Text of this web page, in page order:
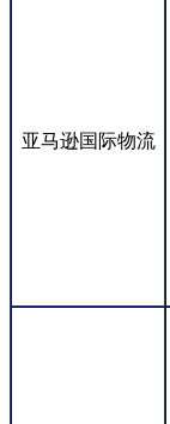
亚马逊国际物流